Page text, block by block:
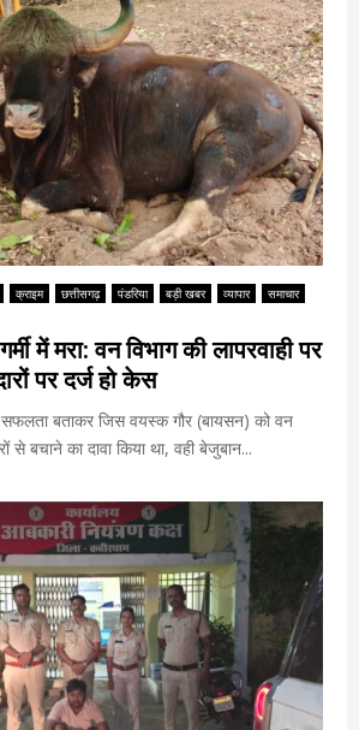
क्राइम छत्तीसगढ़ पंडरिया बड़ी खबर व्यापार
समाचार
में मरा: वन विभाग की लापरवाही पर
पर दर्ज हो केस
सफलता बताकर जिस वयस्क गौर (बायसन) को वन
से बचाने का दावा किया था, वही बेजुबान...